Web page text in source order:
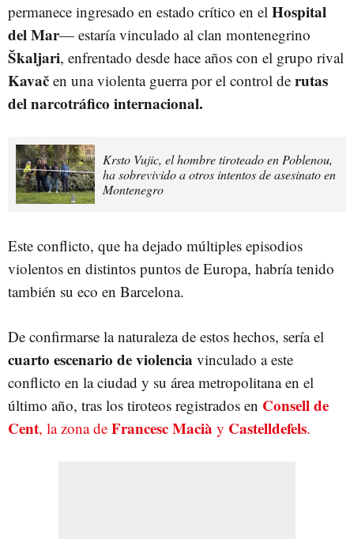
permanece ingresado en estado crítico en el Hospital
del Mar— estaría vinculado al clan montenegrino
Škaljari, enfrentado desde hace años con el grupo rival
Kavač en una violenta guerra por el control de rutas
del narcotráfico internacional.
Krsto Vujic, el hombre tiroteado en Poblenou,
ha sobrevivido a otros intentos de asesinato en
Montenegro
Este conflicto, que ha dejado múltiples episodios
violentos en distintos puntos de Europa, habría tenido
también su eco en Barcelona.
De confirmarse la naturaleza de estos hechos, sería el
cuarto escenario de violencia vinculado a este
conflicto en la ciudad y su área metropolitana en el
último año, tras los tiroteos registrados en Consell de
Cent, la zona de Francesc Macià y Castelldefels.